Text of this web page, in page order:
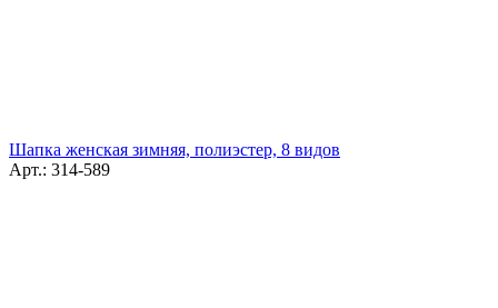
Шапка женская зимняя, полиэстер, 8 видов
Арт.: 314-589